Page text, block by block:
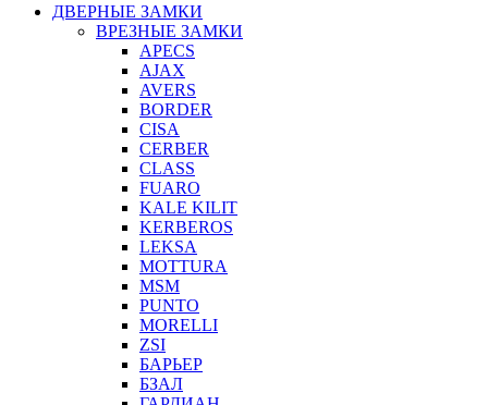
ДВЕРНЫЕ ЗАМКИ
ВРЕЗНЫЕ ЗАМКИ
APECS
AJAX
AVERS
BORDER
CISA
CERBER
CLASS
FUARO
KALE KILIT
KERBEROS
LEKSA
MOTTURA
MSM
PUNTO
MORELLI
ZSI
БАРЬЕР
БЗАЛ